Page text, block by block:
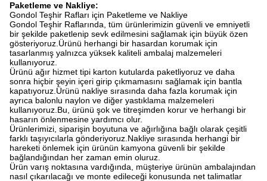
Paketleme ve Nakliye:
Gondol Teşhir Rafları için Paketleme ve Nakliye
Gondol Teşhir Raflarında, tüm ürünlerimizin güvenli ve emniyetli
bir şekilde paketlenip sevk edilmesini sağlamak için büyük özen
gösteriyoruz.Ürünü herhangi bir hasardan korumak için
tasarlanmış yalnızca yüksek kaliteli ambalaj malzemeleri
kullanıyoruz.
Ürünü ağır hizmet tipi karton kutularda paketliyoruz ve daha
sonra hiçbir şeyin içeri girip çıkmamasını sağlamak için bantla
kapatıyoruz.Ürünü nakliye sırasında daha fazla korumak için
ayrıca balonlu naylon ve diğer yastıklama malzemeleri
kullanıyoruz.Bu, ürünü şok ve titreşimden korur ve herhangi bir
hasarın önlenmesine yardımcı olur.
Ürünlerimizi, siparişin boyutuna ve ağırlığına bağlı olarak çeşitli
farklı taşıyıcılarla gönderiyoruz.Nakliye sırasında herhangi bir
hareketi önlemek için ürünün kamyona güvenli bir şekilde
bağlandığından her zaman emin oluruz.
Ürün varış noktasına vardığında, müşteriye ürünün ambalajından
nasıl çıkarılacağı ve monte edileceği konusunda net talimatlar